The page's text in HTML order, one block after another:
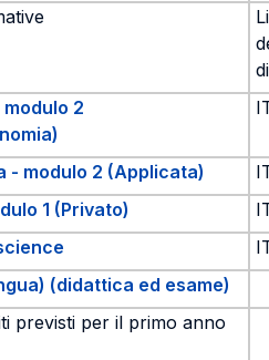
2
- modulo 2 (Applicata)
1 (Privato)
(didattica ed esame)
previsti per il primo anno